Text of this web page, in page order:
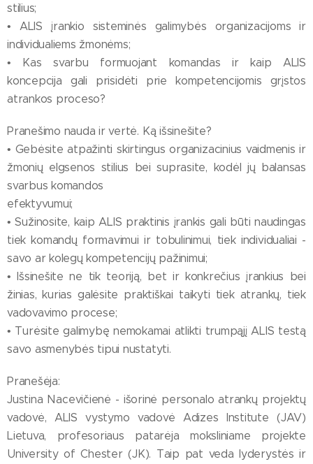
stilius;
• ALIS įrankio sisteminės galimybės organizacijoms ir
individualiems žmonėms;
• Kas svarbu formuojant komandas ir kaip ALIS
koncepcija gali prisidėti prie kompetencijomis grįstos
atrankos proceso?
Pranešimo nauda ir vertė. Ką išsinešite?
• Gebėsite atpažinti skirtingus organizacinius vaidmenis ir
žmonių elgsenos stilius bei suprasite, kodėl jų balansas
svarbus komandos
efektyvumui;
• Sužinosite, kaip ALIS praktinis įrankis gali būti naudingas
tiek komandų formavimui ir tobulinimui, tiek individualiai -
savo ar kolegų kompetencijų pažinimui;
• Išsinešite ne tik teoriją, bet ir konkrečius įrankius bei
žinias, kurias galėsite praktiškai taikyti tiek atrankų, tiek
vadovavimo procese;
• Turėsite galimybę nemokamai atlikti trumpąjį ALIS testą
savo asmenybės tipui nustatyti.
Pranešėja:
Justina Nacevičienė - išorinė personalo atrankų projektų
vadovė, ALIS vystymo vadovė Adizes Institute (JAV)
Lietuva, profesoriaus patarėja moksliniame projekte
University of Chester (JK). Taip pat veda lyderystės ir